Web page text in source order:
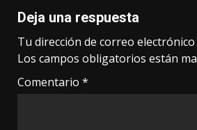
Deja una respuesta
Tu dirección de correo
Los campos obligatorios están
Comentario *